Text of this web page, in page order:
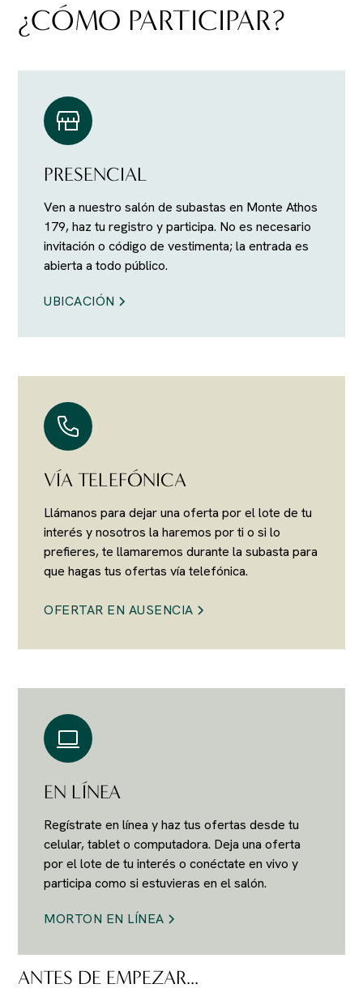
¿CÓMO PARTICIPAR?
PRESENCIAL
Ven a nuestro salón de subastas en Monte Athos
179, haz tu registro y participa. No es necesario
invitación o código de vestimenta; la entrada es
abierta a todo público.
UBICACIÓN
VÍA TELEFÓNICA
Llámanos para dejar una oferta por el lote de tu
interés y nosotros la haremos por ti o si lo
prefieres, te llamaremos durante la subasta para
que hagas tus ofertas vía telefónica.
OFERTAR EN AUSENCIA
EN LÍNEA
Regístrate en línea y haz tus ofertas desde tu
celular, tablet o computadora. Deja una oferta
por el lote de tu interés o conéctate en vivo y
participa como si estuvieras en el salón.
MORTON EN LÍNEA
ANTES DE EMPEZAR...